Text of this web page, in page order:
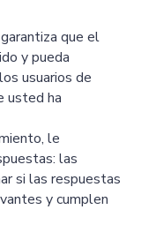
que el
y pueda
usuarios de
usted ha
le
las
si las respuestas
y cumplen